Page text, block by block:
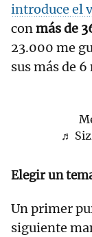
introduce el
conmás de
23.000 me
sus más de
♬
Elegir un
Un primer
siguiente